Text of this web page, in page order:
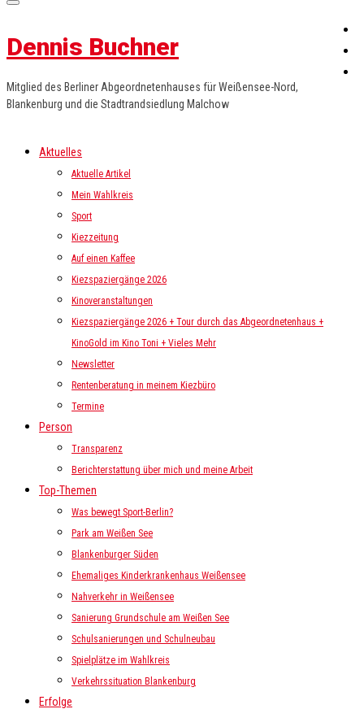
Dennis Buchner
Mitglied des Berliner Abgeordnetenhauses für Weißensee-Nord,
Blankenburg und die Stadtrandsiedlung Malchow
Aktuelles
Aktuelle Artikel
Mein Wahlkreis
Sport
Kiezzeitung
Auf einen Kaffee
Kiezspaziergänge 2026
Kinoveranstaltungen
Kiezspaziergänge 2026 + Tour durch das Abgeordnetenhaus +
KinoGold im Kino Toni + Vieles Mehr
Newsletter
Rentenberatung in meinem Kiezbüro
Termine
Person
Transparenz
Berichterstattung über mich und meine Arbeit
Top-Themen
Was bewegt Sport-Berlin?
Park am Weißen See
Blankenburger Süden
Ehemaliges Kinderkrankenhaus Weißensee
Nahverkehr in Weißensee
Sanierung Grundschule am Weißen See
Schulsanierungen und Schulneubau
Spielplätze im Wahlkreis
Verkehrssituation Blankenburg
Erfolge